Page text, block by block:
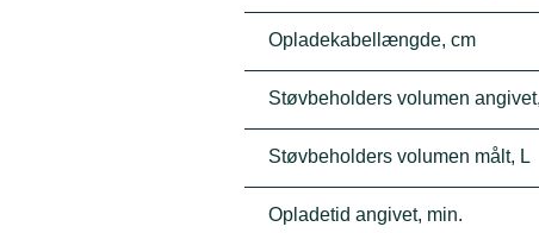
Opladekabellængde, cm
Støvbeholders volumen
Støvbeholders volumen målt, L
Opladetid angivet, min.